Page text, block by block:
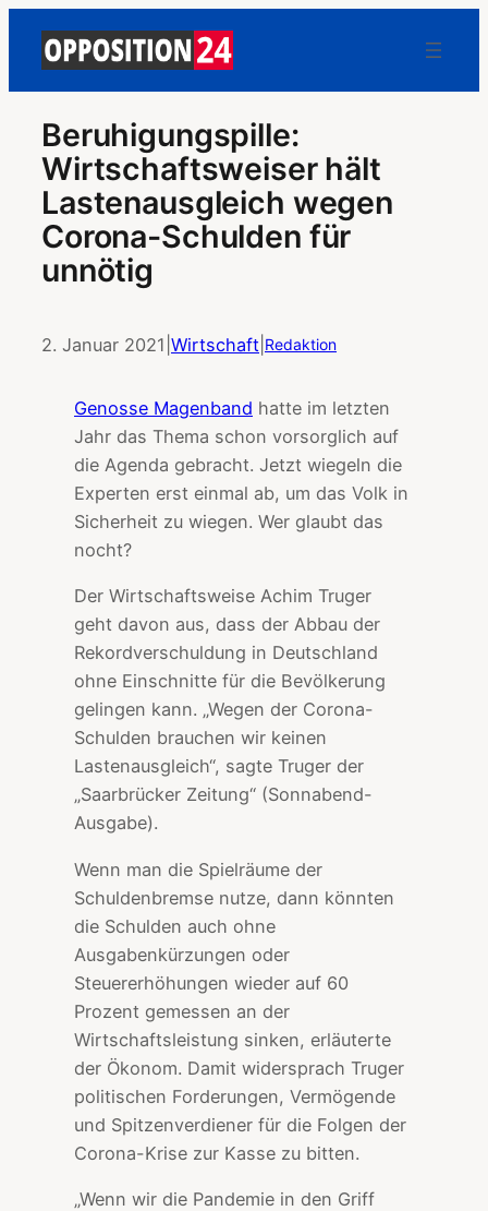
Beruhigungspille:
Wirtschaftsweiser hält
Lastenausgleich wegen
Corona-Schulden für
unnötig
2. Januar 2021 Wirtschaft Redaktion
Genosse Magenband hatte im letzten
Jahr das Thema schon vorsorglich auf
die Agenda gebracht. Jetzt wiegeln die
Experten erst einmal ab, um das Volk in
Sicherheit zu wiegen. Wer glaubt das
nocht?
Der Wirtschaftsweise Achim Truger
geht davon aus, dass der Abbau der
Rekordverschuldung in Deutschland
ohne Einschnitte für die Bevölkerung
gelingen kann. „Wegen der Corona-
Schulden brauchen wir keinen
Lastenausgleich“, sagte Truger der
„Saarbrücker Zeitung“ (Sonnabend-
Ausgabe).
Wenn man die Spielräume der
Schuldenbremse nutze, dann könnten
die Schulden auch ohne
Ausgabenkürzungen oder
Steuererhöhungen wieder auf 60
Prozent gemessen an der
Wirtschaftsleistung sinken, erläuterte
der Ökonom. Damit widersprach Truger
politischen Forderungen, Vermögende
und Spitzenverdiener für die Folgen der
Corona-Krise zur Kasse zu bitten.
„Wenn wir die Pandemie in den Griff